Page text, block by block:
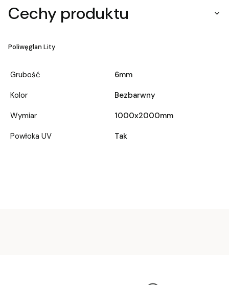
Cechy produktu
Poliwęglan Lity
Grubość
6mm
Kolor
Bezbarwny
Wymiar
1000x2000mm
Powłoka UV
Tak